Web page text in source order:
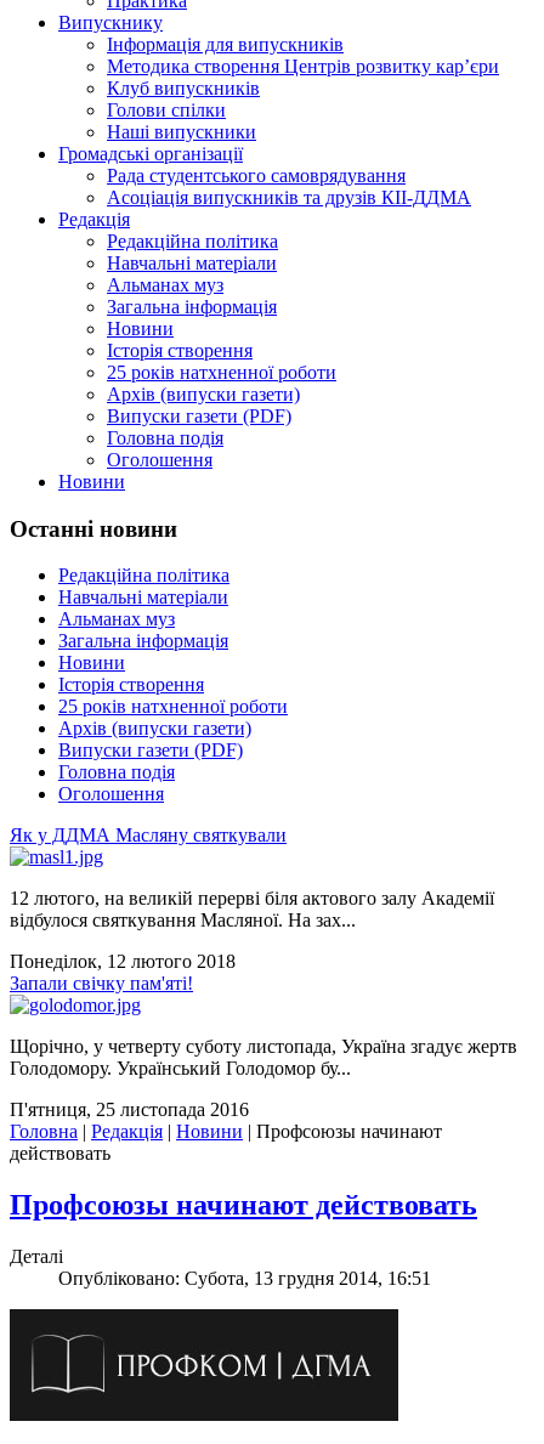
Випускнику
Інформація для випускників
Методика створення Центрів розвитку кар’єри
Клуб випускників
Голови спілки
Наші випускники
Громадські організації
Рада студентського самоврядування
Асоціація випускників та друзів КІІ-ДДМА
Редакція
Редакційна політика
Навчальні матеріали
Альманах муз
Загальна інформація
Новини
Історія створення
25 років натхненної роботи
Архів (випуски газети)
Випуски газети (PDF)
Головна подія
Оголошення
Новини
Останні новини
Редакційна політика
Навчальні матеріали
Альманах муз
Загальна інформація
Новини
Історія створення
25 років натхненної роботи
Архів (випуски газети)
Випуски газети (PDF)
Головна подія
Оголошення
Як у ДДМА Масляну святкували
12 лютого, на великій перерві біля актового залу Академії
відбулося святкування Масляної. На зах...
Понеділок, 12 лютого 2018
Запали свічку пам'яті!
Щорічно, у четверту суботу листопада, Україна згадує жертв
Голодомору. Український Голодомор бу...
П'ятниця, 25 листопада 2016
Головна | Редакція | Новини | Профсоюзы начинают
действовать
Профсоюзы начинают действовать
Деталі
Опубліковано: Субота, 13 грудня 2014, 16:51